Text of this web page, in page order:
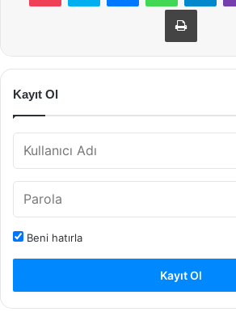
Yazdır
Kayıt Ol
Beni hatırla
Kayıt Ol